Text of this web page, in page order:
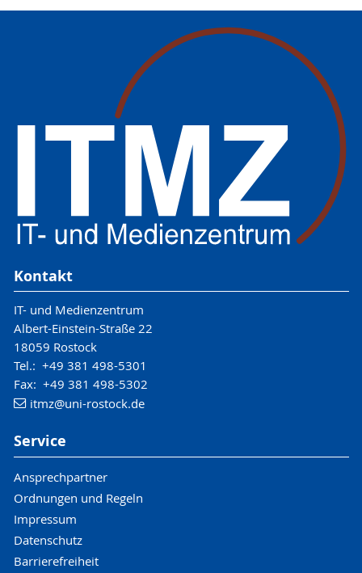
Kontakt
IT- und Medienzentrum
Albert-Einstein-Straße 22
18059 Rostock
Tel.: +49 381 498-5301
Fax: +49 381 498-5302
itmz@uni-rostock.de
Service
Ansprechpartner
Ordnungen und Regeln
Impressum
Datenschutz
Barrierefreiheit